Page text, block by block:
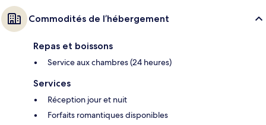
Commodités de l’hébergement
Repas et boissons
Service aux chambres (24 heures)
Services
Réception jour et nuit
Forfaits romantiques disponibles